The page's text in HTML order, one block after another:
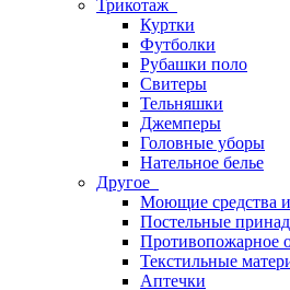
Трикотаж
Куртки
Футболки
Рубашки поло
Свитеры
Тельняшки
Джемперы
Головные уборы
Нательное белье
Другое
Моющие средства
Постельные
Противопожарное
Текстильные
Аптечки